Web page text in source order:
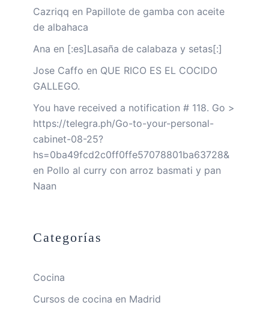
Cazriqq en Papillote de gamba con aceite
de albahaca
Ana en [:es]Lasaña de calabaza y setas[:]
Jose Caffo en QUE RICO ES EL COCIDO
GALLEGO.
You have received a notification # 118. Go >
https://telegra.ph/Go-to-your-personal-
cabinet-08-25?
hs=0ba49fcd2c0ff0ffe57078801ba63728&
en Pollo al curry con arroz basmati y pan
Naan
Categorías
Cocina
Cursos de cocina en Madrid